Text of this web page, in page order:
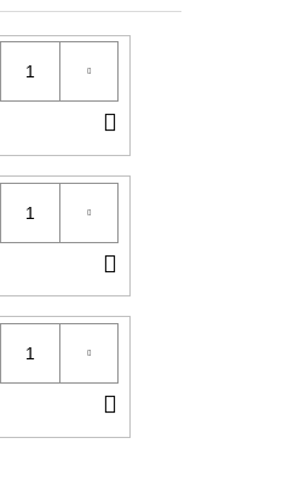
KOŠÍKU
KOŠÍKU
KOŠÍKU